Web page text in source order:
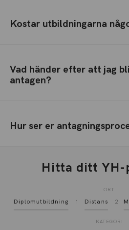
Kostar utbildningarna
Vad händer efter att jag
antagen?
Hur ser er
Hitta ditt YH-
ORT
Diplomutbildning 1 Distans 2
KATEGORI